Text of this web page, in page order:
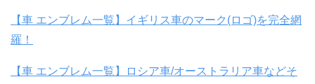
【車 エンブレム一覧】イギリス車のマーク(ロゴ)を完全網
羅！
【車 エンブレム一覧】ロシア車/オーストラリア車などそ